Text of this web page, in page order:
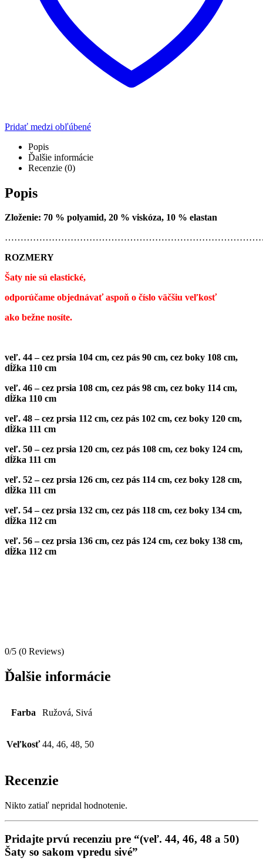
Pridať medzi obľúbené
Popis
Ďalšie informácie
Recenzie (0)
Popis
Zloženie: 70 % polyamid, 20 % viskóza, 10 % elastan
ROZMERY
Šaty nie sú elastické,
odporúčame objednávať aspoň o číslo väčšiu veľkosť
ako bežne nosíte.
veľ. 44 – cez prsia 104 cm, cez pás 90 cm, cez boky 108 cm,
dĺžka 110 cm
veľ. 46 – cez prsia 108 cm, cez pás 98 cm, cez boky 114 cm,
dĺžka 110 cm
veľ. 48 – cez prsia 112 cm, cez pás 102 cm, cez boky 120 cm,
dĺžka 111 cm
veľ. 50 – cez prsia 120 cm, cez pás 108 cm, cez boky 124 cm,
dĺžka 111 cm
veľ. 52 – cez prsia 126 cm, cez pás 114 cm, cez boky 128 cm,
dĺžka 111 cm
veľ. 54 – cez prsia 132 cm, cez pás 118 cm, cez boky 134 cm,
dĺžka 112 cm
veľ. 56 – cez prsia 136 cm, cez pás 124 cm, cez boky 138 cm,
dĺžka 112 cm
0/5 (0 Reviews)
Ďalšie informácie
Farba Ružová, Sivá
Veľkosť 44, 46, 48, 50
Recenzie
Nikto zatiaľ nepridal hodnotenie.
Pridajte prvú recenziu pre “(veľ. 44, 46, 48 a 50)
Šaty so sakom vpredu sivé”